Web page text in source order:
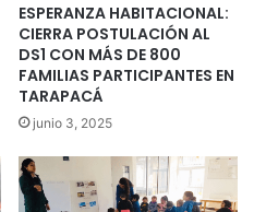
ESPERANZA HABITACIONAL:
CIERRA POSTULACIÓN AL
DS1 CON MÁS DE 800
FAMILIAS PARTICIPANTES EN
TARAPACÁ
junio 3, 2025